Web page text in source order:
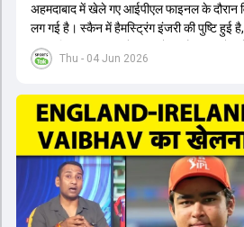
Thu - 04 Jun 2026
अहमदाबाद में खेले गए आईपीएल फाइनल के दौरान
लग गई है। स्कैन में हैमस्ट्रिंग इंजरी की पुष्टि हुई
अफगानिस्तान सीरीज से बाहर हो गए हैं। इस चोट
12 हफ्ते का समय लग सकता है, और अगर सर्जरी
सेंटर ऑफ एक्सीलेंस जाएंगे। इस गंभीर चोट के
इंग्लैंड दौरे और आगामी वर्ल्ड कप में उनके खेलने
तरफ, आईपीएल में इम्पैक्ट प्लेयर के तौर पर खेलने
मेडिकल क्लीयरेंस नहीं मिली है। शनिवार को मुंबई
बैठक में यह देखना अहम होगा कि क्या चयनकर्ता
पर टीम में शामिल करते हैं या नहीं।